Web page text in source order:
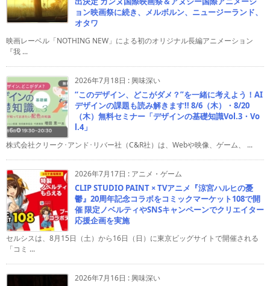
ョン映画祭に続き、メルボルン、ニュージーランド、
オタワ
映画レーベル「NOTHING NEW」による初のオリジナル長編アニメーション
『我 ...
2026年7月18日 :興味深い
“このデザイン、どこがダメ？”を一緒に考えよう！AI
デザインの課題も読み解きます!! 8/6（木）・8/20
（木）無料セミナー「デザインの基礎知識Vol.3・Vo
l.4」
株式会社クリーク･アンド･リバー社（C&R社）は、Webや映像、ゲーム、 ...
2026年7月17日 : アニメ・ゲーム
CLIP STUDIO PAINT × TVアニメ『涼宮ハルヒの憂
鬱』20周年記念コラボをコミックマーケット108で開
催 限定ノベルティやSNSキャンペーンでクリエイター
応援企画を実施
セルシスは、8月15日（土）から16日（日）に東京ビッグサイトで開催される
「コミ ...
2026年7月16日 :興味深い